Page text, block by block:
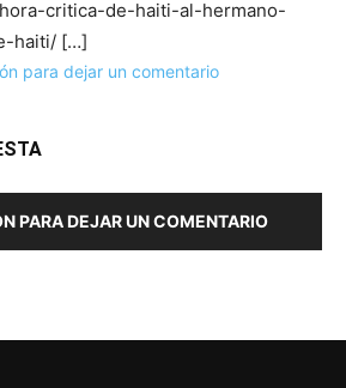
critica-de-haiti-al-hermano-
haiti/ […]
para dejar un comentario
PARA DEJAR UN COMENTARIO